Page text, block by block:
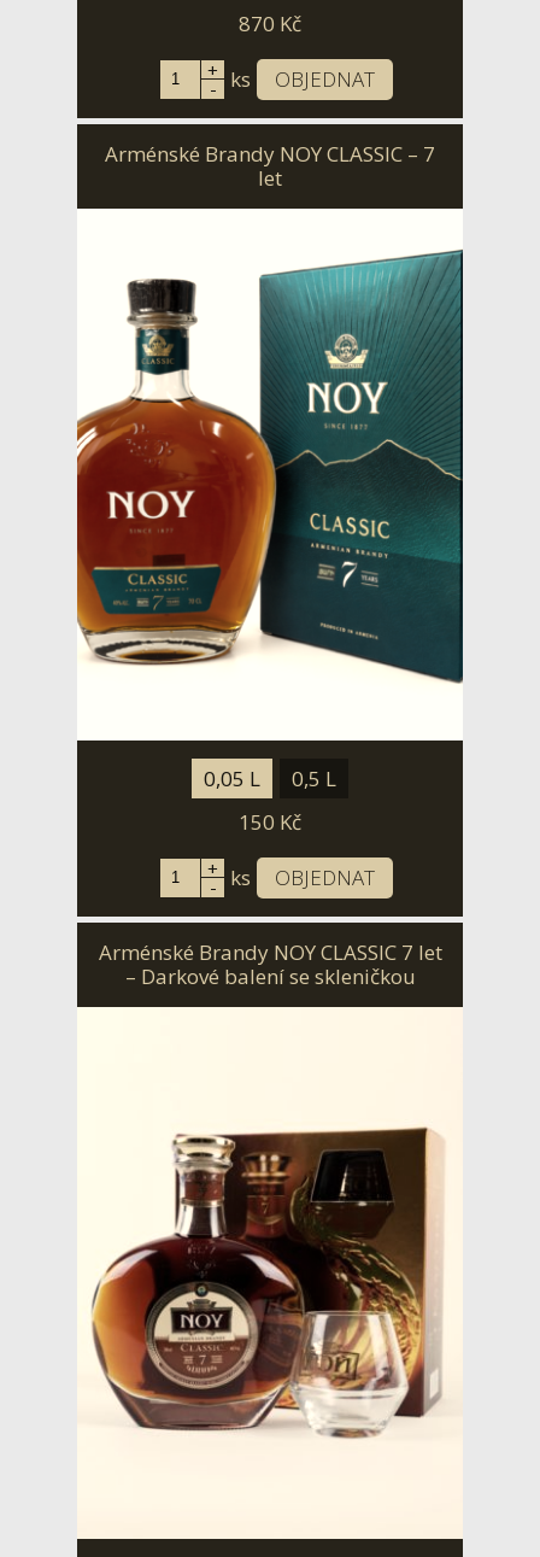
870 Kč
+
- ks OBJEDNAT
Arménské Brandy NOY CLASSIC – 7
let
0,05 L
0,5 L
150 Kč
+
- ks OBJEDNAT
Arménské Brandy NOY CLASSIC 7 let
– Darkové balení se skleničkou